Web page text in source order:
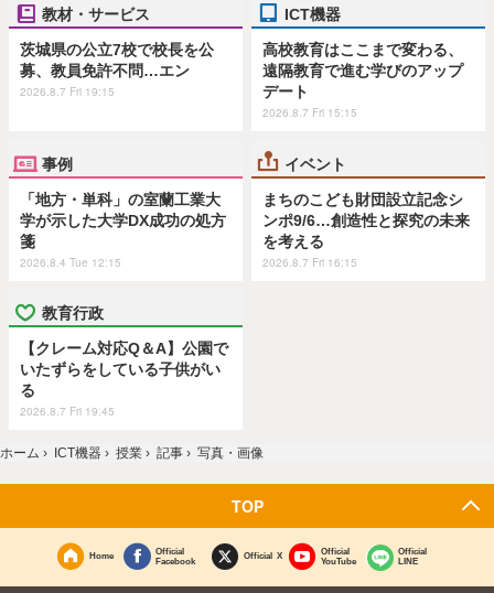
教材・サービス
茨城県の公立7校で校長を公
募、教員免許不問…エン
2026.8.7 Fri 19:15
ICT機器
高校教育はここまで変わる、
遠隔教育で進む学びのアップ
デート
2026.8.7 Fri 15:15
事例
「地方・単科」の室蘭工業大
学が示した大学DX成功の処方
箋
2026.8.4 Tue 12:15
イベント
まちのこども財団設立記念シ
ンポ9/6…創造性と探究の未来
を考える
2026.8.7 Fri 16:15
教育行政
【クレーム対応Q＆A】公園で
いたずらをしている子供がい
る
2026.8.7 Fri 19:45
ホーム › ICT機器 › 授業 › 記事 › 写真・画像
TOP
Home
Official
Facebook
Official X
Official
YouTube
Official
LINE